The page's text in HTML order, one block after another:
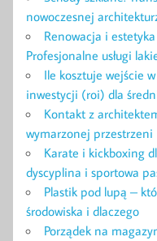
nowoczesnej
Renowacja i
Profesjonalne usługi
Ile kosztuje wejście
inwestycji (roi) dla
Kontakt z
wymarzonej przestrzeni
Karate i kickboxing
dyscyplina i sportowa
Plastik pod lupą –
środowiska i dlaczego
Porządek na